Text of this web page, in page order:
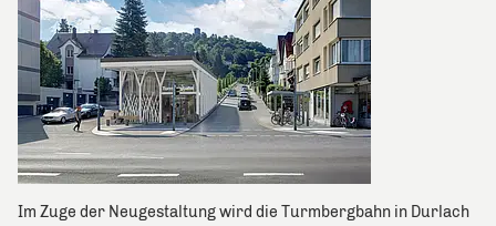
Im Zuge der Neugestaltung wird die Turmbergbahn in Durlach